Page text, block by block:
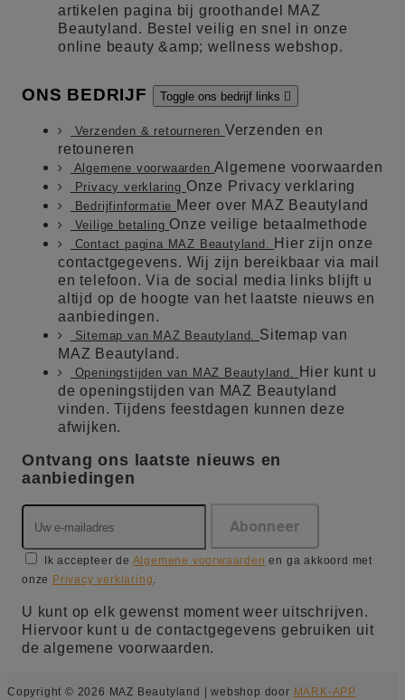
artikelen pagina bij groothandel MAZ
Beautyland. Bestel veilig en snel in onze
online beauty &amp; wellness webshop.
ONS BEDRIJF Toggle ons bedrijf links 
Verzenden & retourneren Verzenden en
retouneren
Algemene voorwaardenAlgemene voorwaarden
Privacy verklaring Onze Privacy verklaring
Bedrijfinformatie Meer over MAZ Beautyland
Veilige betaling Onze veilige betaalmethode
Contact pagina MAZ Beautyland.
Hier zijn onze
contactgegevens. Wij zijn bereikbaar via mail
en telefoon. Via de social media links blijft u
altijd op de hoogte van het laatste nieuws en
aanbiedingen.
Sitemap van MAZ Beautyland. Sitemap van
MAZ Beautyland.
Openingstijden van MAZ Beautyland.
Hier kunt u
de openingstijden van MAZ Beautyland
vinden. Tijdens feestdagen kunnen deze
afwijken.
Ontvang ons laatste nieuws en
aanbiedingen
Ik accepteer de Algemene voorwaarden en ga akkoord met
onze Privacy verklaring.
U kunt op elk gewenst moment weer uitschrijven.
Hiervoor kunt u de contactgegevens gebruiken uit
de algemene voorwaarden.
Copyright © 2026 MAZ Beautyland | webshop door MARK-APP